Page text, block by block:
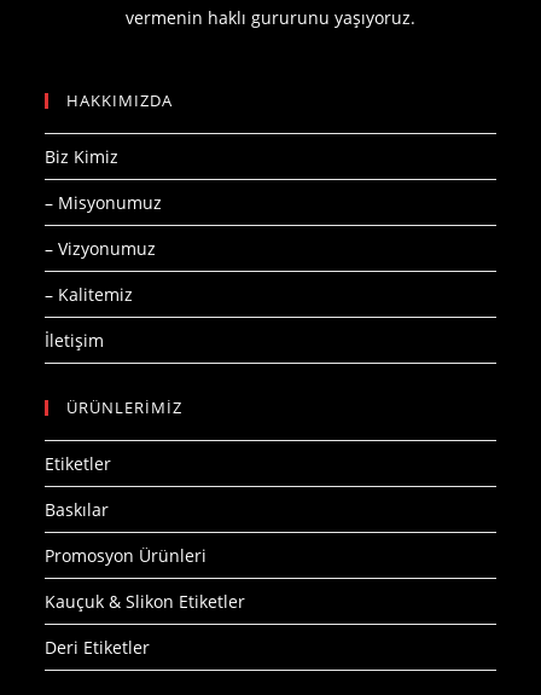
vermenin haklı gururunu yaşıyoruz.
HAKKIMIZDA
Biz Kimiz
– Misyonumuz
– Vizyonumuz
– Kalitemiz
İletişim
ÜRÜNLERİMİZ
Etiketler
Baskılar
Promosyon Ürünleri
Kauçuk & Slikon Etiketler
Deri Etiketler